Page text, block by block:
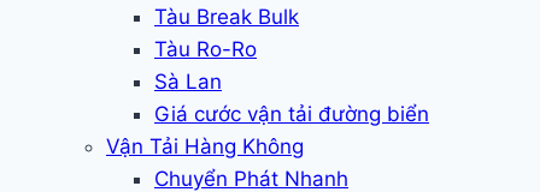
Tàu Break Bulk
Tàu Ro-Ro
Sà Lan
Giá cước vận tải đường biển
Vận Tải Hàng Không
Chuyển Phát Nhanh